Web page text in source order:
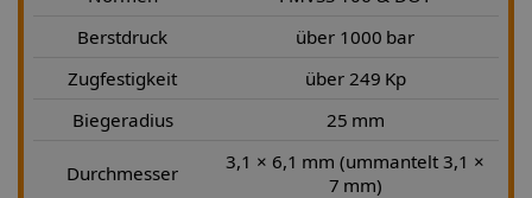
Berstdruck
über 1000 bar
Zugfestigkeit
über 249 Kp
Biegeradius
25 mm
Durchmesser
3,1 × 6,1 mm (ummantelt 3,1 ×
7 mm)